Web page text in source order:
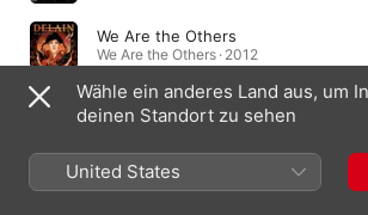
We Are the Others
We Are the Others · 2012
Masters of Destiny
Apocalypse & Chill · 2020
Wähle ein anderes Land aus, um
deinen Standort zu sehen
United States